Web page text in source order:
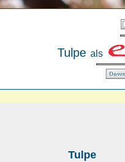
Tulpe als
Tulpe